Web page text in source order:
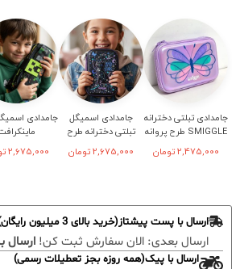
جامدادی تبلتی دخترانه
SMIGGLE طرح پروانه
2,475,000 تومان
جامدادی اسمیگل
تبلتی دخترانه طرح
فانتزی
2,675,000تومان
جامدادی
2,675,000
ارسال با پست پیشتاز(خرید بالای 3 میلیون رایگان)
ارسال بعدی: الان سفارش ثبت کن! ارسال
ارسال با پیک(همه روزه بجز تعطیلات رسمی)